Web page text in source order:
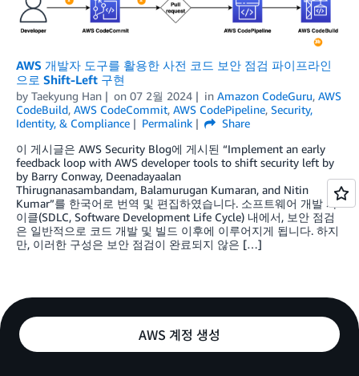
AWS 개발자 도구를 활용한 사전 코드 보안 점검 파이프라인
으로 Shift-Left 구현
by Taekyung Han on 07 2월 2024 in Amazon CodeGuru, AWS
CodeBuild, AWS CodeCommit, AWS CodePipeline, Security,
Identity, & Compliance
Permalink
Share
이 게시글은 AWS Security Blog에 게시된 “Implement an early
feedback loop with AWS developer tools to shift security left by
by Barry Conway, Deenadayaalan
Thirugnanasambandam, Balamurugan Kumaran, and Nitin
Kumar”를 한국어로 번역 및 편집하였습니다. 소프트웨어 개발 사
이클(SDLC, Software Development Life Cycle) 내에서, 보안 점검
은 일반적으로 코드 개발 및 빌드 이후에 이루어지게 됩니다. 하지
만, 이러한 구성은 보안 점검이 완료되지 않은 […]
AWS 계정 생성